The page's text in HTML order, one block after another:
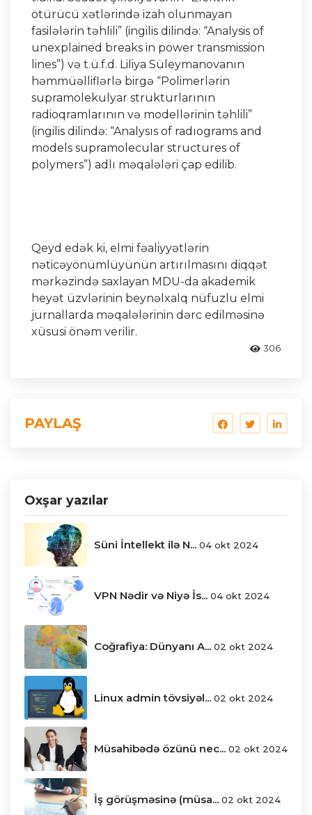
ötürücü xətlərində izah olunmayan
fasilələrin təhlili” (ingilis dilində: “Analysis of
unexplained breaks in power transmission
lines”) və t.ü.f.d. Liliya Süleymanovanın
həmmüəlliflərlə birgə “Polimerlərin
supramolekulyar strukturlarının
radioqramlarının və modellərinin təhlili”
(ingilis dilində: “Analysıs of radıograms and
models supramolecular structures of
polymers”) adlı məqalələri çap edilib.
Qeyd edək ki, elmi fəaliyyətlərin
nəticəyönümlüyünün artırılmasını diqqət
mərkəzində saxlayan MDU-da akademik
heyət üzvlərinin beynəlxalq nüfuzlu elmi
jurnallarda məqalələrinin dərc edilməsinə
xüsusi önəm verilir.
306
PAYLAŞ
Oxşar yazılar
Süni İntellekt ilə N... 04 okt 2024
VPN Nədir və Niyə İs... 04 okt 2024
Coğrafiya: Dünyanı A... 02 okt 2024
Linux admin tövsiyəl... 02 okt 2024
Müsahibədə özünü nec... 02 okt 2024
İş görüşməsinə (müsa... 02 okt 2024